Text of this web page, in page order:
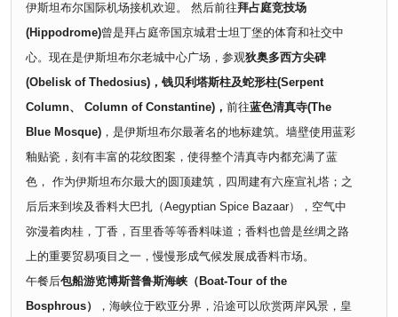
伊斯坦布尔国际机场接机欢迎。 然后前往拜占庭竞技场
(Hippodrome)曾是拜占庭帝国京城君士坦丁堡的体育和社交中
心。现在是伊斯坦布尔老城中心广场，参观狄奥多西方尖碑
(Obelisk of Thedosius)，钱贝利塔斯柱及蛇形柱(Serpent
Column、 Column of Constantine)， 前往蓝色清真寺(The
Blue Mosque) ，是伊斯坦布尔最著名的地标建筑。墙壁使用蓝彩
釉贴瓷，刻有丰富的花纹图案，使得整个清真寺内都充满了蓝
色， 作为伊斯坦布尔最大的圆顶建筑，四周建有六座宣礼塔；之
后后来到埃及香料大巴扎（Aegyptian Spice Bazaar），空气中
弥漫着肉桂，丁香，百里香等等香料味道；香料也曾是丝绸之路
上的重要贸易项目之一，慢慢形成气候发展成香料市场。
午餐后包船游览博斯普鲁斯海峡（Boat-Tour of the
Bosphrous）
，海峡位于欧亚分界，沿途可以欣赏两岸风景，皇